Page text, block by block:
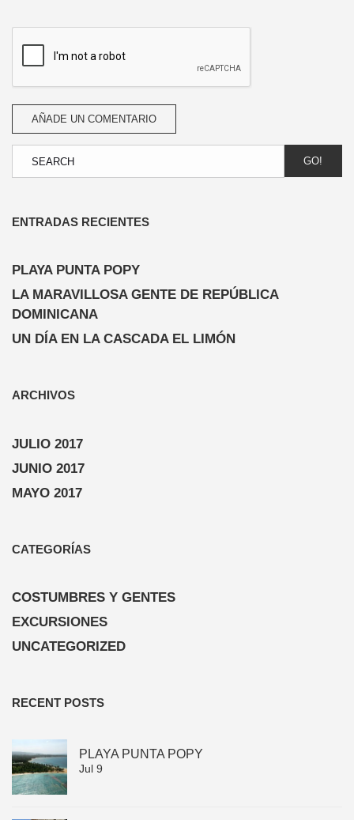
GO!
ENTRADAS RECIENTES
PLAYA PUNTA POPY
LA MARAVILLOSA GENTE DE REPÚBLICA
DOMINICANA
UN DÍA EN LA CASCADA EL LIMÓN
ARCHIVOS
JULIO 2017
JUNIO 2017
MAYO 2017
CATEGORÍAS
COSTUMBRES Y GENTES
EXCURSIONES
UNCATEGORIZED
RECENT POSTS
PLAYA PUNTA POPY
Jul 9